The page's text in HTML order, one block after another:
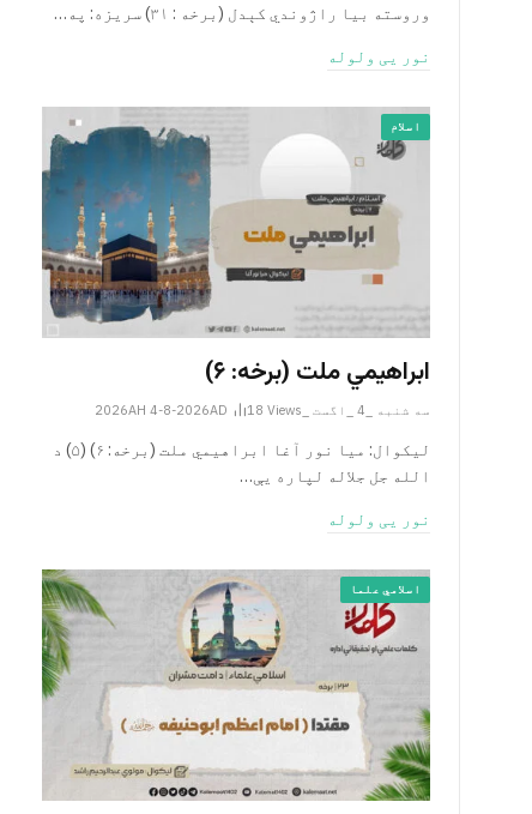
وروسته بیا راژوندي کېدل (برخه : ۳۱) سریزه: په…
نور یی ولوله
اسلام
ابراهيمي ملت (برخه: ۶)
سه شنبه _4 _اگست _2026AH 4-8-2026AD 18 Views
ليکوال: میا نور آغا ابراهيمي ملت (برخه: ۶) (۵) د
الله جل جلاله لپاره یې…
نور یی ولوله
اسلامي علما